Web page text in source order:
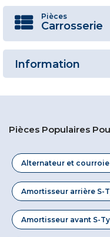
Pièces
Carrosserie
Information
Pièces Populaires
Alternateur et courroie
Amortisseur arrière S-
Amortisseur avant S-